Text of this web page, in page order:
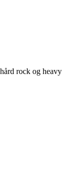
rock og heavy